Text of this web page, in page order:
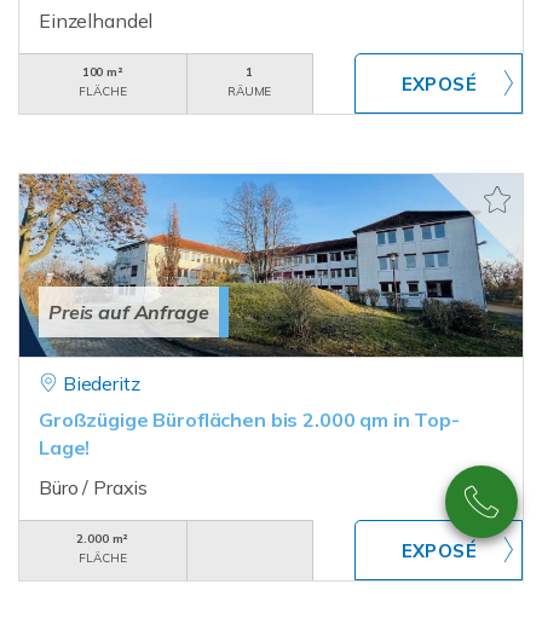
Einzelhandel
100 m²
FLÄCHE
1
RÄUME
Preis auf Anfrage
Biederitz
Großzügige Büroflächen bis 2.000 qm in Top-
Lage!
Büro / Praxis
2.000 m²
FLÄCHE